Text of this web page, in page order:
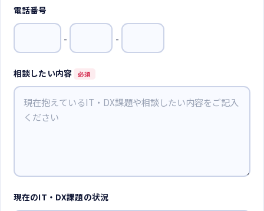
電話番号
- -
相談したい内容 必須
現在のIT・DX課題の状況